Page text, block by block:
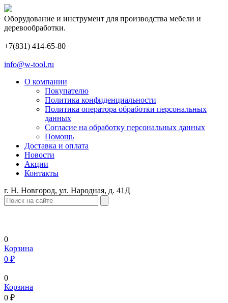
Оборудование и инструмент для производства мебели и
деревообработки.
+7(831) 414-65-80
info@w-tool.ru
О компании
Покупателю
Политика конфиденциальности
Политика оператора обработки персональных
данных
Согласие на обработку персональных данных
Помощь
Доставка и оплата
Новости
Акции
Контакты
г. Н. Новгород, ул. Народная, д. 41Д
0
Корзина
0 ₽
0
Корзина
0 ₽